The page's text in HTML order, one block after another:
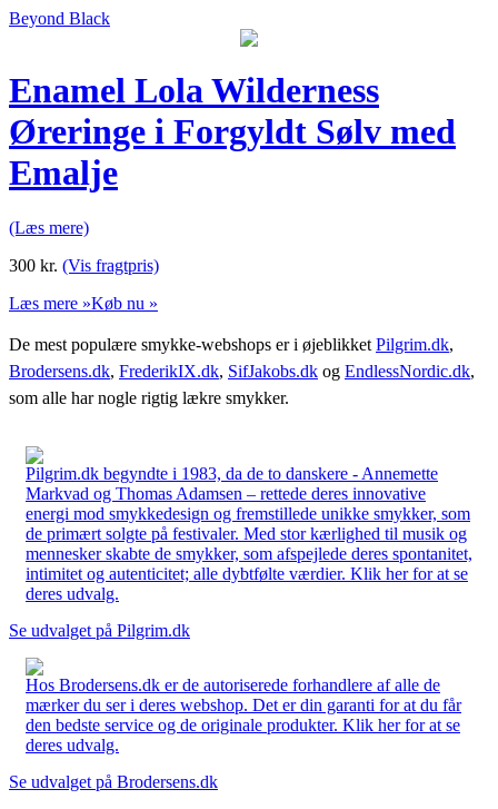
Beyond Black
Enamel Lola Wilderness
Øreringe i Forgyldt Sølv med
Emalje
(Læs mere)
300 kr. (Vis fragtpris)
Læs mere »Køb nu »
De mest populære smykke-webshops er i øjeblikket Pilgrim.dk,
Brodersens.dk, FrederikIX.dk, SifJakobs.dk og EndlessNordic.dk,
som alle har nogle rigtig lækre smykker.
Pilgrim.dk begyndte i 1983, da de to danskere - Annemette
Markvad og Thomas Adamsen – rettede deres innovative
energi mod smykkedesign og fremstillede unikke smykker, som
de primært solgte på festivaler. Med stor kærlighed til musik og
mennesker skabte de smykker, som afspejlede deres spontanitet,
intimitet og autenticitet; alle dybtfølte værdier. Klik her for at se
deres udvalg.
Se udvalget på Pilgrim.dk
Hos Brodersens.dk er de autoriserede forhandlere af alle de
mærker du ser i deres webshop. Det er din garanti for at du får
den bedste service og de originale produkter. Klik her for at se
deres udvalg.
Se udvalget på Brodersens.dk